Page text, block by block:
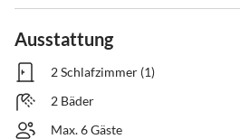
Ausstattung
2 Schlafzimmer (1)
2 Bäder
Max. 6 Gäste